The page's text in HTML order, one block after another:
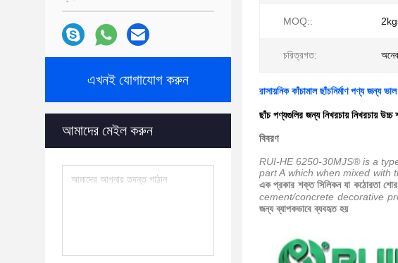
এখনই যোগাযোগ করুন
আমাদের মেইল ​​করুন
MOQ::
চরিত্রগত:
রাসায়নিক কাঁচামাল ছাঁচনির্মাণ পণ্য জন্য
ছাঁচ পণ্যগুলির জন্য নিখরচায় নিখরচায়
বিবরণ
RUI-HE 6250-30MJS® is a
part A which when mixed with
এক প্রকার শক্ত সিলিকন যা কঠোরতা
cement/concrete decorative
জন্য ব্যাপকভাবে ব্যবহৃত হয়